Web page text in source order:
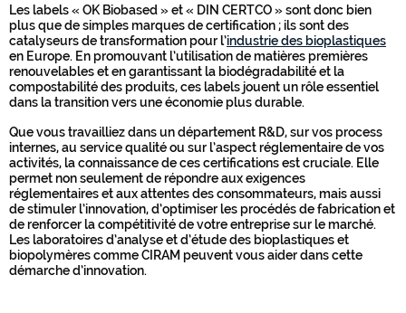
Les labels « OK Biobased » et « DIN CERTCO » sont donc bien
plus que de simples marques de certification ; ils sont des
catalyseurs de transformation pour l’industrie des bioplastiques
en Europe. En promouvant l’utilisation de matières premières
renouvelables et en garantissant la biodégradabilité et la
compostabilité des produits, ces labels jouent un rôle essentiel
dans la transition vers une économie plus durable.
Que vous travailliez dans un département R&D, sur vos process
internes, au service qualité ou sur l’aspect réglementaire de vos
activités, la connaissance de ces certifications est cruciale. Elle
permet non seulement de répondre aux exigences
réglementaires et aux attentes des consommateurs, mais aussi
de stimuler l’innovation, d’optimiser les procédés de fabrication et
de renforcer la compétitivité de votre entreprise sur le marché.
Les laboratoires d’analyse et d’étude des bioplastiques et
biopolymères comme CIRAM peuvent vous aider dans cette
démarche d’innovation.